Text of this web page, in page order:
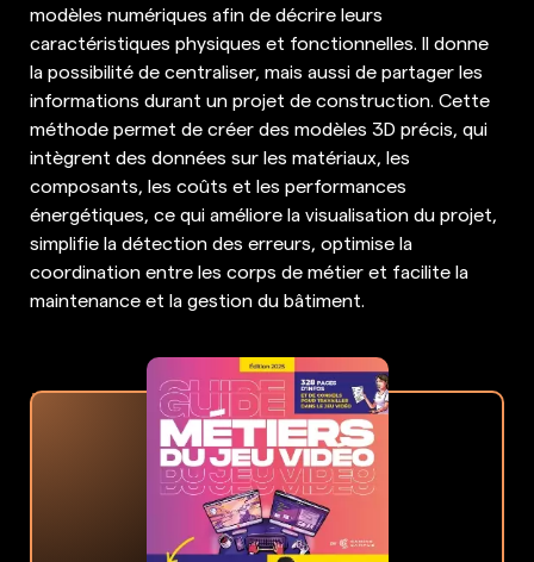
modèles numériques afin de décrire leurs
caractéristiques physiques et fonctionnelles. Il donne
la possibilité de centraliser, mais aussi de partager les
informations durant un projet de construction. Cette
méthode permet de créer des modèles 3D précis, qui
intègrent des données sur les matériaux, les
composants, les coûts et les performances
énergétiques, ce qui améliore la visualisation du projet,
simplifie la détection des erreurs, optimise la
coordination entre les corps de métier et facilite la
maintenance et la gestion du bâtiment.